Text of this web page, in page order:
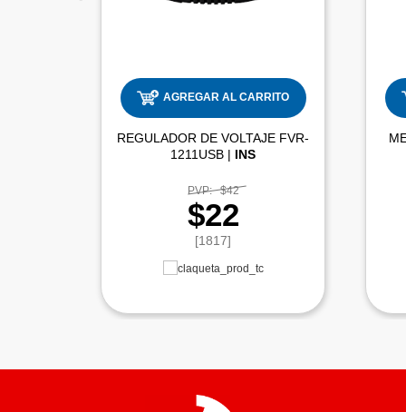
AGREGAR AL CARRITO
REGULADOR DE VOLTAJE FVR-
1211USB | INS
PVP: $42
$22
[1817]